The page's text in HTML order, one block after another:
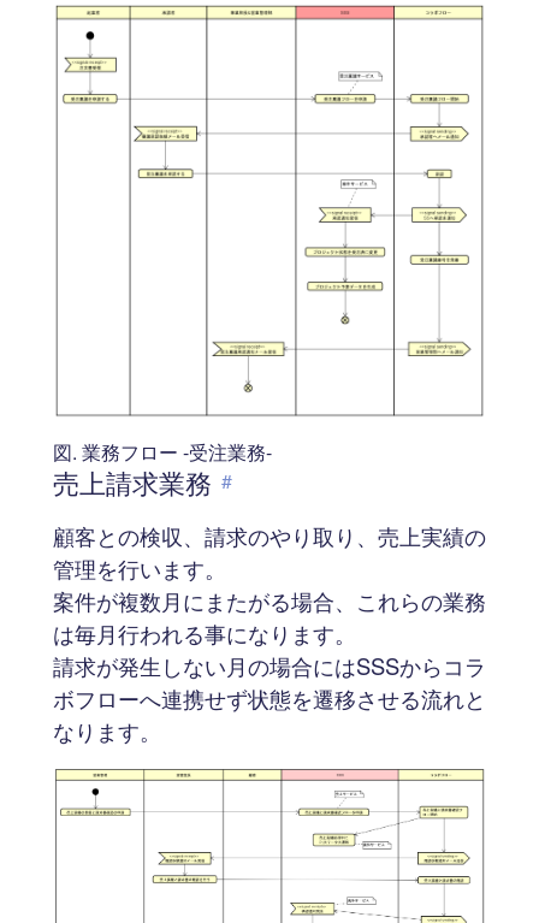
図. 業務フロー -受注業務-
売上請求業務 #
顧客との検収、請求のやり取り、売上実績の
管理を行います。
案件が複数月にまたがる場合、これらの業務
は毎月行われる事になります。
請求が発生しない月の場合にはSSSからコラ
ボフローへ連携せず状態を遷移させる流れと
なります。